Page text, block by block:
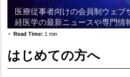
医療従事者向けの会員制ウェブ
経医学の最新ニュースや専門情
Read Time: 1 min
はじめての方へ